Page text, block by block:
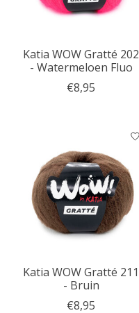
Katia WOW Gratté 202
- Watermeloen Fluo
€8,95
Katia WOW Gratté 211
- Bruin
€8,95